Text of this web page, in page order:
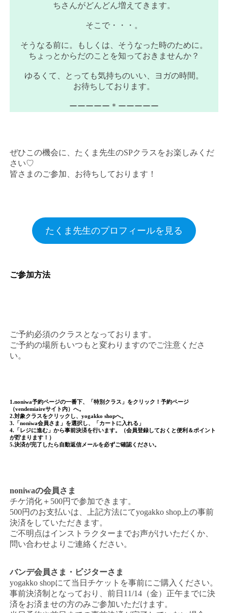
ちさんがどんどん増えてきます。
そこで・・・。
そうなる前に。もしくは、そうなった時のために。
ちょっとからだのことを知っておきませんか？
ゆるくて、とっても気持ちのいい、ヨガの時間。
お待ちしております。
ーーーーー＊ーーーーー
ぜひこの機会に、たくま先生のSPクラスをお楽しみくだ
さい♡
皆さまのご参加、お待ちしております！
たくま先生のプロフィールを見る
ご参加方法
ご予約必須のクラスとなっております。
ご予約の場所もいつもと変わりますのでご注意くださ
い。
1.noniwa予約ページの一番下、「特別クラス」をクリック！予約ページ
（vendemiaireサイト内）へ。
2.対象クラスをクリックし、yogakko shopへ。
3.「noniwa会員さま」を選択し、「カートに入れる」
4.「レジに進む」から事前決済を行います。（会員登録しておくと便利＆ポイント
が貯まります！）
5.決済が完了したら自動返信メールを必ずご確認ください。
noniwaの会員さま
チケ消化＋500円で参加できます。
500円のお支払いは、上記方法にてyogakko shop上の事前
決済をしていただきます。
ご不明点はインストラクターまでお声がけいただくか、
問い合わせよりご連絡ください。
バンデ会員さま・ビジターさま
yogakko shopにて当日チケットを事前にご購入ください。
事前決済制となっており、前日11/14（金）正午までに決
済をお済ませの方のみご参加いただけます。